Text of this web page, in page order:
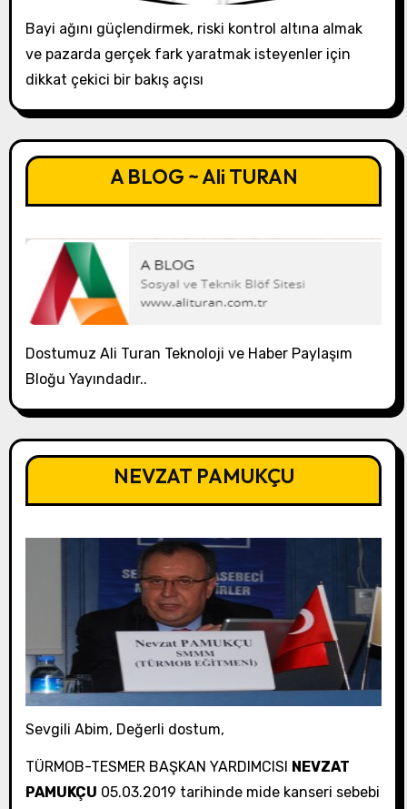
Bayi ağını güçlendirmek, riski kontrol altına almak
ve pazarda gerçek fark yaratmak isteyenler için
dikkat çekici bir bakış açısı
A BLOG ~ Ali TURAN
Dostumuz Ali Turan Teknoloji ve Haber Paylaşım
Bloğu Yayındadır..
NEVZAT PAMUKÇU
Sevgili Abim, Değerli dostum,
TÜRMOB-TESMER BAŞKAN YARDIMCISI
NEVZAT
PAMUKÇU 05.03.2019 tarihinde mide kanseri sebebi